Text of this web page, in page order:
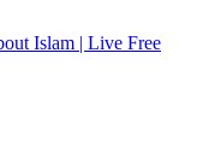
Islam | Live Free